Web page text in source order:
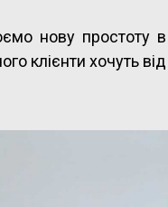
нову простоту в
клієнти хочуть від